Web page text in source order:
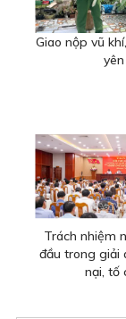
Giao nộp vũ
yên
Trách nhiệm
đầu trong giải
nại, tố